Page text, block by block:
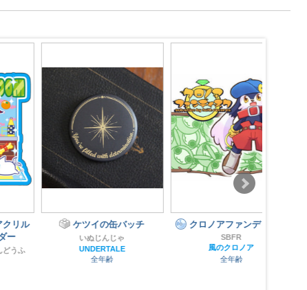
ケツイの缶バッチ
いぬじんじゃ
UNDERTALE
クロノアファンディスク
風のクロノア